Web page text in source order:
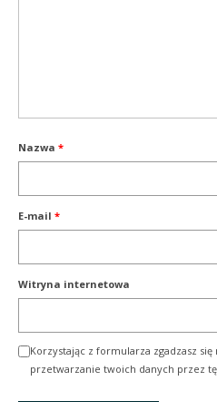
Nazwa *
E-mail *
Witryna internetowa
Korzystając z formularza zgadzasz
przetwarzanie twoich danych przez